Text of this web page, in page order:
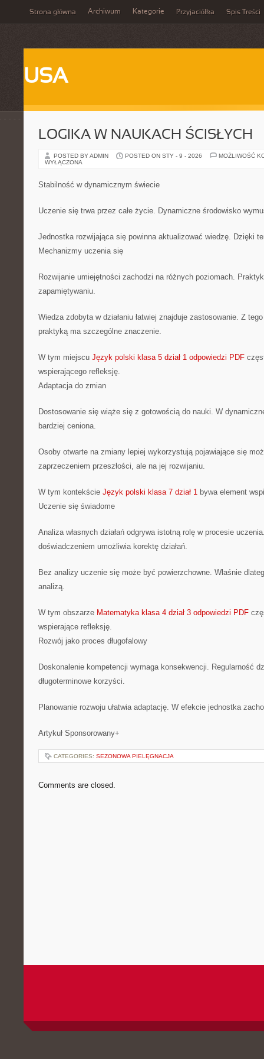
Strona główna Archiwum Kategorie Przyjaciółka Spis Treści
USA
LOGIKA W NAUKACH ŚCISŁYCH
POSTED BY ADMIN POSTED ON STY - 9 - 2026
MOŻLIWOŚĆ
WYŁĄCZONA
Stabilność w dynamicznym świecie
Uczenie się trwa przez całe życie. Dynamiczne środowisko
Jednostka rozwijająca się powinna aktualizować wiedzę. Dzięki
Mechanizmy uczenia się
Rozwijanie umiejętności zachodzi na różnych poziomach.
zapamiętywaniu.
Wiedza zdobyta w działaniu łatwiej znajduje zastosowanie. Z
praktyką ma szczególne znaczenie.
W tym miejscu Język polski klasa 5 dział 1 odpowiedzi PDF
wspierającego refleksję.
Adaptacja do zmian
Dostosowanie się wiąże się z gotowością do nauki. W
bardziej ceniona.
Osoby otwarte na zmiany lepiej wykorzystują pojawiające się
zaprzeczeniem przeszłości, ale na jej rozwijaniu.
W tym kontekście Język polski klasa 7 dział 1 bywa element
Uczenie się świadome
Analiza własnych działań odgrywa istotną rolę w procesie
doświadczeniem umożliwia korektę działań.
Bez analizy uczenie się może być powierzchowne. Właśnie
analizą.
W tym obszarze Matematyka klasa 4 dział 3 odpowiedzi PDF
wspierające refleksję.
Rozwój jako proces długofalowy
Doskonalenie kompetencji wymaga konsekwencji. Regularność
długoterminowe korzyści.
Planowanie rozwoju ułatwia adaptację. W efekcie jednostka
Artykuł Sponsorowany+
CATEGORIES: SEZONOWA PIELĘGNACJA
Comments are closed.